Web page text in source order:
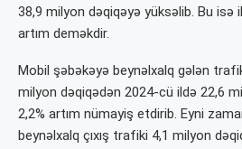
38,9 milyon dəqiqəyə yüksəlib. Bu isə
artım deməkdir.
Mobil şəbəkəyə beynəlxalq gələn
milyon dəqiqədən 2024-cü ildə 22,6
2,2% artım nümayiş etdirib. Eyni
beynəlxalq çıxış trafiki 4,1 milyon